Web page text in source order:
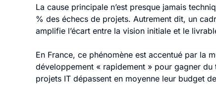
La cause principale n’est presque jamais
% des échecs de projets. Autrement dit, un
amplifie l’écart entre la vision initiale et le
En France, ce phénomène est accentué par la
développement « rapidement » pour gagner
projets IT dépassent en moyenne leur budget